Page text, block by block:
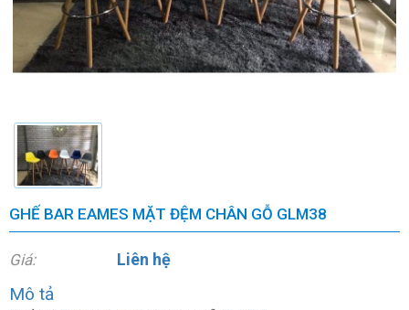
GHẾ BAR EAMES MẶT ĐỆM CHÂN GỖ GLM38
Giá: Liên hệ
Mô tả